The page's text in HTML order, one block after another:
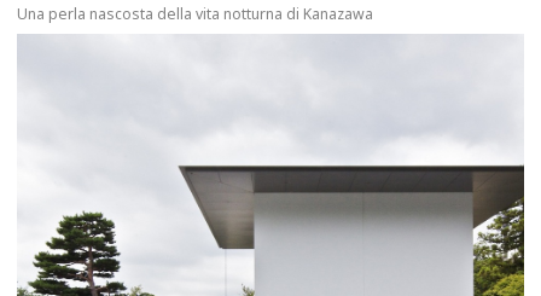
Una perla nascosta della vita notturna di Kanazawa